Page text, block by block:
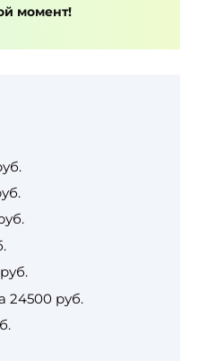
момент!
24500 руб.